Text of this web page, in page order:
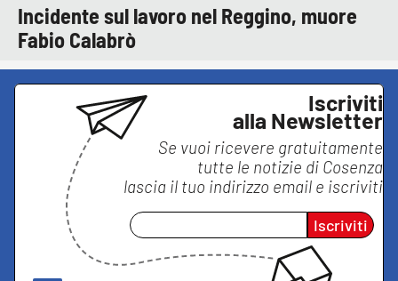
Incidente sul lavoro nel Reggino, muore
Fabio Calabrò
Iscriviti
alla Newsletter
Se vuoi ricevere gratuitamente
tutte le notizie di Cosenza
lascia il tuo indirizzo email e iscriviti
Iscriviti